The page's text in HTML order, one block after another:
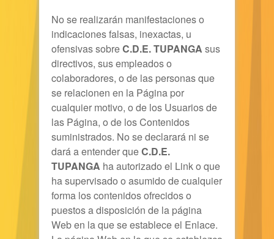
No se realizarán manifestaciones o
indicaciones falsas, inexactas, u
ofensivas sobreC.D.E. TUPANGA sus
directivos, sus empleados o
colaboradores, o de las personas que
se relacionen en la Página por
cualquier motivo, o de los Usuarios de
las Página, o de los Contenidos
suministrados. No se declarará ni se
dará a entender queC.D.E.
TUPANGA ha autorizado el Link o que
ha supervisado o asumido de cualquier
forma los contenidos ofrecidos o
puestos a disposición de la página
Web en la que se establece el Enlace.